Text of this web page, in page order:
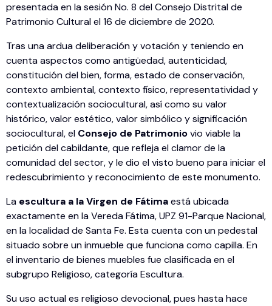
presentada en la sesión No. 8 del Consejo Distrital de
Patrimonio Cultural el 16 de diciembre de 2020.
Tras una ardua deliberación y votación y teniendo en
cuenta aspectos como antigüedad, autenticidad,
constitución del bien, forma, estado de conservación,
contexto ambiental, contexto físico, representatividad y
contextualización sociocultural, así como su valor
histórico, valor estético, valor simbólico y significación
sociocultural, el Consejo de Patrimoniovio viable la
petición del cabildante, que refleja el clamor de la
comunidad del sector, y le dio el visto bueno para iniciar el
redescubrimiento y reconocimiento de este monumento.
La escultura a la Virgen de Fátimaestá ubicada
exactamente en la Vereda Fátima, UPZ 91-Parque Nacional,
en la localidad de Santa Fe. Esta cuenta con un pedestal
situado sobre un inmueble que funciona como capilla. En
el inventario de bienes muebles fue clasificada en el
subgrupo Religioso, categoría Escultura.
Su uso actual es religioso devocional, pues hasta hace